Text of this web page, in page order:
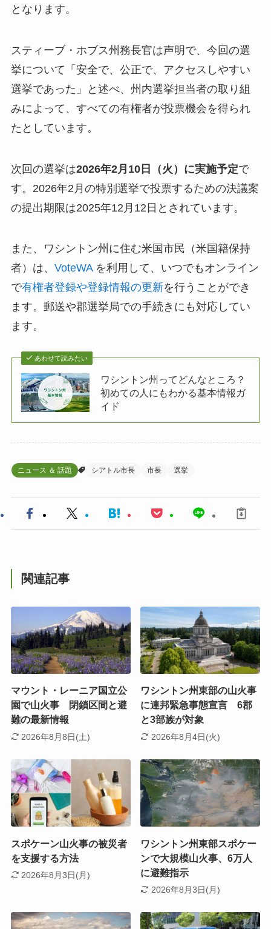
となります。
スティーブ・ホブス州務長官は声明で、今回の選
挙について「安全で、公正で、アクセスしやすい
選挙であった」と述べ、州内選挙担当者の取り組
みによって、すべての有権者が投票機会を得られ
たとしています。
次回の選挙は2026年2月10日（火）に実施予定で
す。2026年2月の特別選挙で投票するための決議案
の提出期限は2025年12月12日とされています。
また、ワシントン州に住む米国市民（米国籍保持
者）は、 VoteWAを利用して、いつでもオンライン
で有権者登録や登録情報の更新を行うことができ
ます。郵送や郡選挙局での手続きにも対応してい
ます。
あわせて読みたい
ワシントン州ってどんなところ？
初めての人にもわかる基本情報ガ
イド
ニュース ＆ 話題 シアトル市長 市長 選挙
関連記事
マウント・レーニア国立公
園で山火事 閉鎖区間と避
難の最新情報
2026年8月8日(土)
ワシントン州東部の山火事
に連邦緊急事態宣言 6郡
と3部族が対象
2026年8月4日(火)
スポケーン山火事の被災者
を支援する方法
2026年8月3日(月)
ワシントン州東部スポケー
ンで大規模山火事、6万人
に避難指示
2026年8月3日(月)